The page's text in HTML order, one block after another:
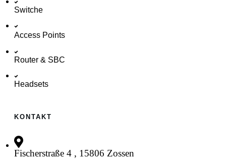
Switche
Access Points
Router & SBC
Headsets
KONTAKT
Fischerstraße 4 , 15806 Zossen